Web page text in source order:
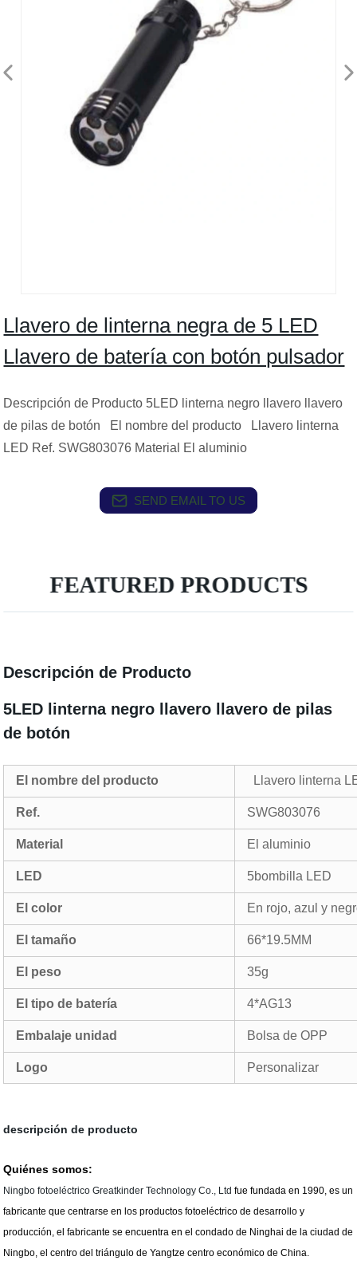
Llavero de linterna negra de 5 LED
Llavero de batería con botón pulsador
Descripción de Producto 5LED linterna negro llavero llavero
de pilas de botón El nombre del producto Llavero linterna
LED Ref. SWG803076 Material El aluminio
SEND EMAIL TO US
FEATURED PRODUCTS
Descripción de Producto
5LED linterna negro llavero llavero de pilas
de botón
El nombre del producto Llavero linterna
Ref. SWG803076
Material El aluminio
LED 5bombilla LED
El color En rojo, azul y
El tamaño 66*19.5MM
El peso 35g
El tipo de batería 4*AG13
Embalaje unidad Bolsa de OPP
Logo Personalizar
descripción de producto
Quiénes somos:
Ningbo fotoeléctrico Greatkinder Technology Co., Ltd fue fundada en 1990, es un
fabricante que centrarse en los productos fotoeléctrico de desarrollo y
producción, el fabricante se encuentra en el condado de Ninghai de la ciudad de
Ningbo, el centro del triángulo de Yangtze centro económico de China.